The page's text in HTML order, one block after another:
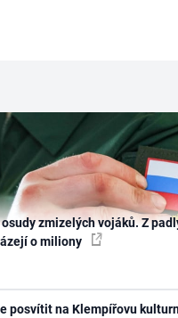
zmizelých vojáků. Z
o miliony
posvítit na Klempířovu